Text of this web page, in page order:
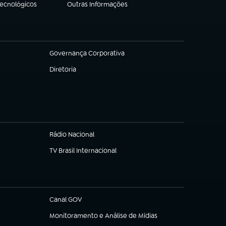
Outras Informações
(abre em nova aba)
Governança Corporativa
(abre em nova aba)
Diretoria
(abre em nova aba)
Rádio Nacional
TV Brasil Internacional
(abre em nova aba)
Canal GOV
(abre em nova aba)
Monitoramento e Análise de Mídias
(abre em nova aba)